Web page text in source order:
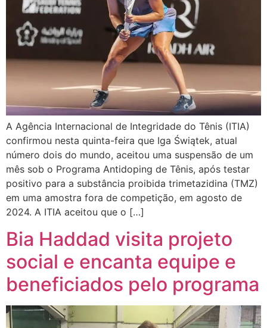
A Agência Internacional de Integridade do Tênis (ITIA)
confirmou nesta quinta-feira que Iga Świątek, atual
número dois do mundo, aceitou uma suspensão de um
mês sob o Programa Antidoping de Tênis, após testar
positivo para a substância proibida trimetazidina (TMZ)
em uma amostra fora de competição, em agosto de
2024. A ITIA aceitou que o […]
Bia Haddad visita projeto
social e encanta equipe e
beneficiados pelo programa